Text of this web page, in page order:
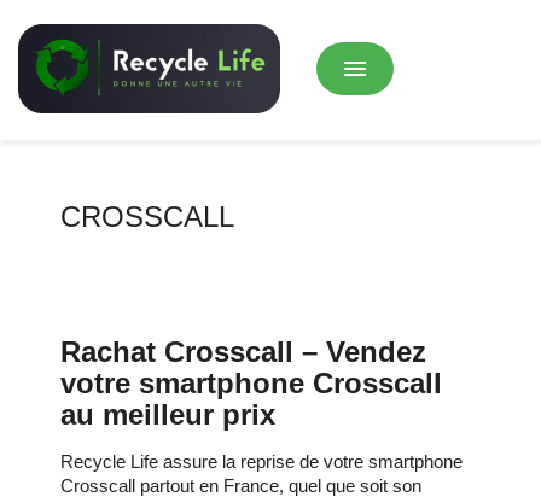
menu
CROSSCALL
Rachat Crosscall – Vendez
votre smartphone Crosscall
au meilleur prix
Recycle Life assure la reprise de votre smartphone
Crosscall partout en France, quel que soit son